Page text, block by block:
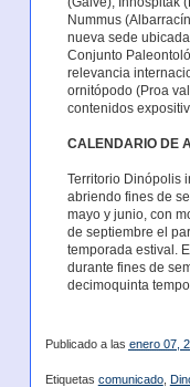
Nummus
nueva sede
Conjunto
relevancia
ornitópodo (Proa
contenidos
CALENDARIO DE
Territorio Dinópolis
abriendo fines de
mayo y junio, con
de septiembre el
temporada estival.
durante fines de
decimoquinta
Publicado a las enero 07,
Etiquetas comunicado,